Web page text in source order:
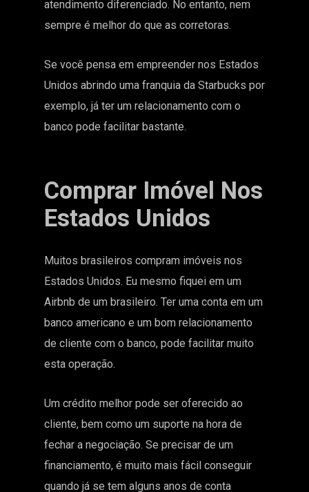
atendimento diferenciado. No entanto, nem
sempre é melhor do que as corretoras.
Se você pensa em empreender nos Estados
Unidos abrindo uma franquia da Starbucks por
exemplo, já ter um relacionamento com o
banco pode facilitar bastante.
Comprar Imóvel Nos
Estados Unidos
Muitos brasileiros compram imóveis nos
Estados Unidos. Eu mesmo fiquei em um
Airbnb de um brasileiro. Ter uma conta em um
banco americano e um bom relacionamento
de cliente com o banco, pode facilitar muito
esta operação.
Um crédito melhor pode ser oferecido ao
cliente, bem como um suporte na hora de
fechar a negociação. Se precisar de um
financiamento, é muito mais fácil conseguir
quando já se tem alguns anos de conta